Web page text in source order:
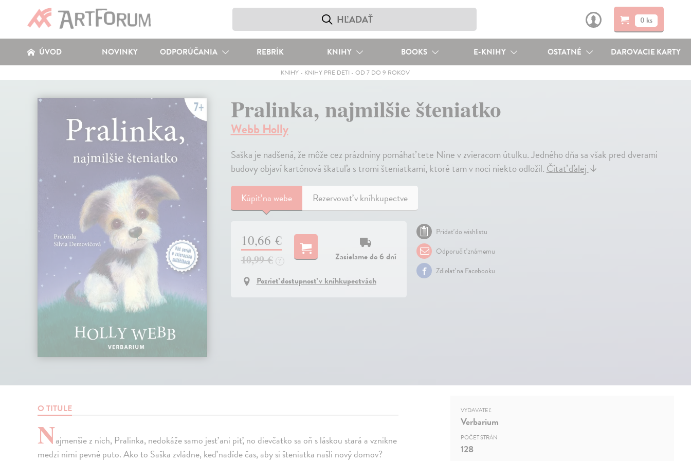
0 ks
ÚVOD NOVINKY ODPORÚČANIA REBRÍK KNIHY BOOKS E-KNIHY OSTATNÉ DAROVACIE KARTY
KNIHY - KNIHY PRE DETI -OD 7 DO 9 ROKOV
Pralinka, najmilšie šteniatko
Webb Holly
Saška je nadšená, že môže cez prázdniny pomáhať tete Nine v zvieracom útulku. Jedného dňa sa však pred dverami
budovy objaví kartónová škatuľa s tromi šteniatkami, ktoré tam v noci niekto odložil.Čítať ďalej↓
Kúpiťna webe Rezervovať v kníhkupectve
10,66 €
10,99 € ?
Zasielame do 6 dní
Pozrieť dostupnosť v kníhkupectvách
Pridať do wishlistu
Odporučiť známemu
Zdielať na Facebooku
O TITULE
Najmenšie z nich, Pralinka, nedokáže samo jesť ani piť, no dievčatko sa oň s láskou stará a vznikne
medzi nimi pevné puto. Ako to Saška zvládne, keď nadíde čas, aby si šteniatka našli nový domov?
VYDAVATEĽ
Verbarium
POČET STRÁN
128